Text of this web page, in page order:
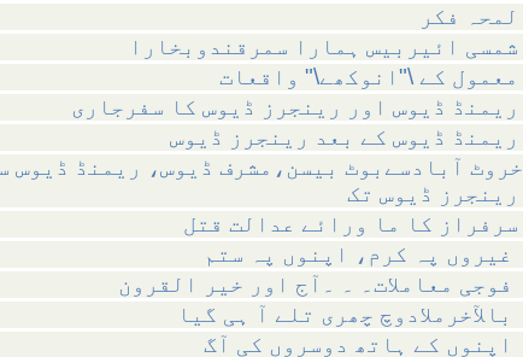
لمحہ فکر
شمسی ائیربیس ہمارا سمرقندوبخارا
معمول کے \"انوکھے\" واقعات
ریمنڈ ڈیوس اور رینجرز ڈیوس کا سفرجاری
ریمنڈ ڈیوس کے بعد رینجرز ڈیوس
خروٹ آبادسےبوٹ بیسن،مشرف ڈیوس، ریمنڈ ڈیوس
رینجرز ڈیوس تک
سرفراز کا ما ورائے عدالت قتل